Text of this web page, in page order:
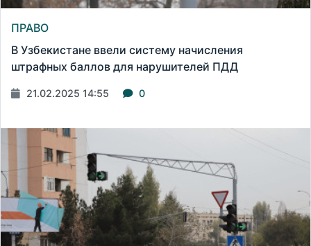
ПРАВО
В Узбекистане ввели систему начисления
штрафных баллов для нарушителей ПДД
21.02.2025 14:55 0